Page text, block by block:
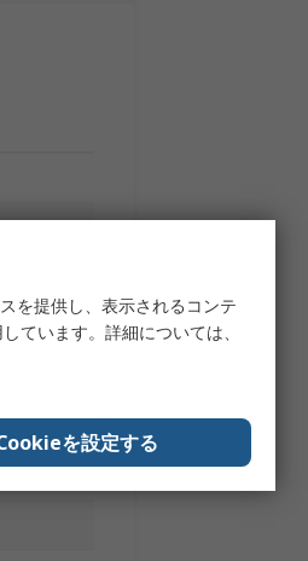
を提供し、表示されるコンテ
ています。詳細については、
を設定する